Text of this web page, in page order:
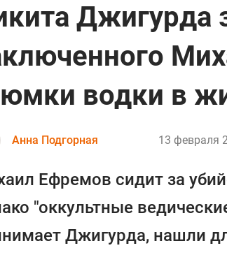
Джигурда
водки в
Анна Подгорная 13 февраля
Ефремов сидит за
"оккультные
Джигурда, нашли